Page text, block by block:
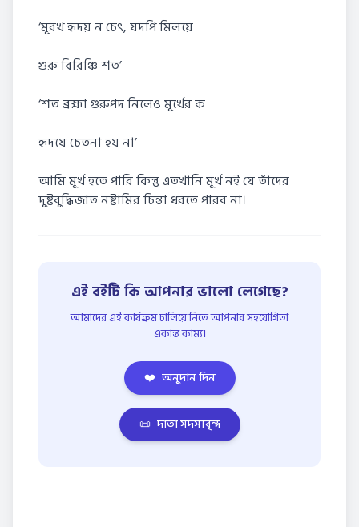
‘মূরখ হৃদয় ন চেৎ, যদপি মিলয়ে
গুরু বিরিঞ্চি শত’
‘শত ব্রহ্মা গুরুপদ নিলেও মূর্খের ক
হৃদয়ে চেতনা হয় না’
আমি মূর্খ হতে পারি কিন্তু এতখানি মূর্খ নই যে তাঁদের
দুষ্টবুদ্ধিজাত নষ্টামির চিন্তা ধরতে পারব না।
এই বইটি কি আপনার ভালো লেগেছে?
আমাদের এই কার্যক্রম চালিয়ে নিতে আপনার সহযোগিতা
একান্ত কাম্য।
❤️ অনুদান দিন
📜 দাতা সদস্যবৃন্দ